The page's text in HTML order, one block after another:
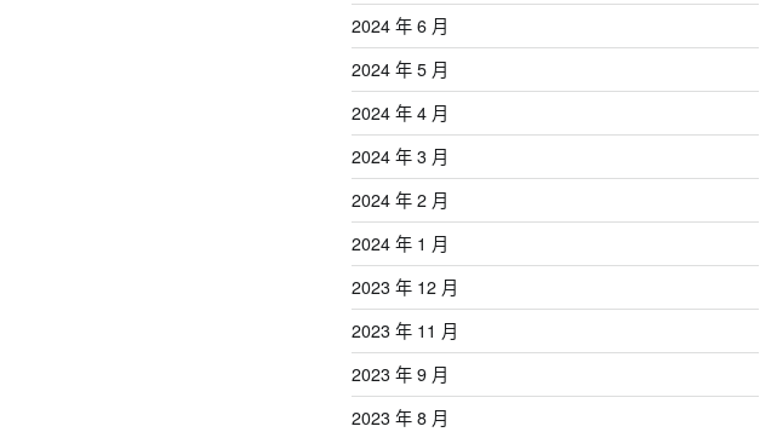
2024 年 6 月
2024 年 5 月
2024 年 4 月
2024 年 3 月
2024 年 2 月
2024 年 1 月
2023 年 12 月
2023 年 11 月
2023 年 9 月
2023 年 8 月